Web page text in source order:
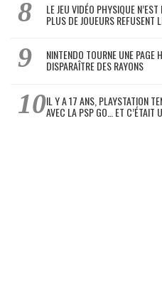
LE JEU VIDÉO PHYSIQUE
PLUS DE JOUEURS REFUSENT
NINTENDO TOURNE UNE
DISPARAÎTRE DES RAYONS
IL Y A 17 ANS, PLAYSTATION
AVEC LA PSP GO… ET C’ÉTAIT